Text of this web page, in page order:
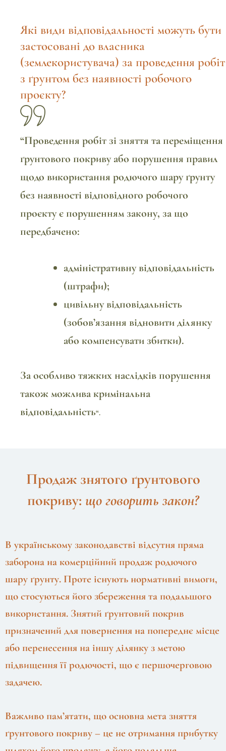
Які види відповідальності можуть бути
застосовані до власника
(землекористувача) за проведення робіт
з ґрунтом без наявності робочого
проєкту?
“Проведення робіт зі зняття та переміщення
ґрунтового покриву або порушення правил
щодо використання родючого шару ґрунту
без наявності відповідного робочого
проєкту є порушенням закону, за що
передбачено:
адміністративну відповідальність
(штрафи);
цивільну відповідальність
(зобов’язання відновити ділянку
або компенсувати збитки).
За особливо тяжких наслідків порушення
також можлива кримінальна
відповідальність“.
Продаж знятого ґрунтового
покриву: що говорить закон?
В українському законодавстві відсутня пряма
заборона на комерційний продаж родючого
шару ґрунту. Проте існують нормативні вимоги,
що стосуються його збереження та подальшого
використання. Знятий ґрунтовий покрив
призначений для повернення на попереднє місце
або перенесення на іншу ділянку з метою
підвищення її родючості, що є першочерговою
задачею.
Важливо пам’ятати, що основна мета зняття
ґрунтового покриву – це не отримання прибутку